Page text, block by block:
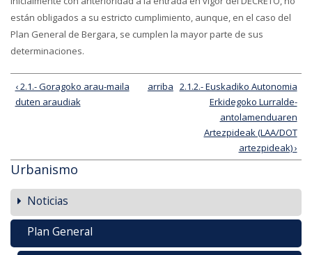
están obligados a su estricto cumplimiento, aunque, en el caso del
Plan General de Bergara, se cumplen la mayor parte de sus
determinaciones.
‹ 2.1.- Goragoko arau-maila
duten araudiak
arriba 2.1.2.- Euskadiko Autonomia
Erkidegoko Lurralde-
antolamenduaren
Artezpideak (LAA/DOT
artezpideak) ›
Urbanismo
Noticias
Plan General